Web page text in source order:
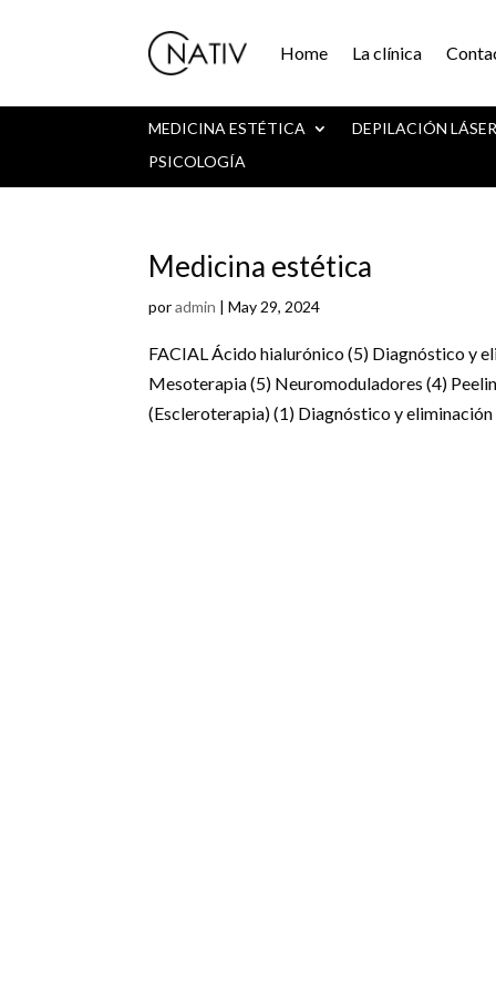
Home La clínica
MEDICINA ESTÉTICA
DEPILACIÓN
PSICOLOGÍA
Medicina estética
poradmin |May 29, 2024
FACIAL Ácido hialurónico (5) Diagnóstico y
Mesoterapia (5) Neuromoduladores (4)
(Escleroterapia) (1) Diagnóstico y eliminación